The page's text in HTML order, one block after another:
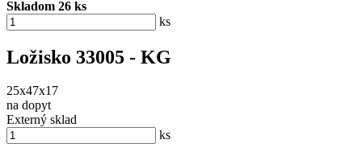
Skladom 26 ks
ks
Ložisko 33005 - KG
25x47x17
na dopyt
Externý sklad
ks